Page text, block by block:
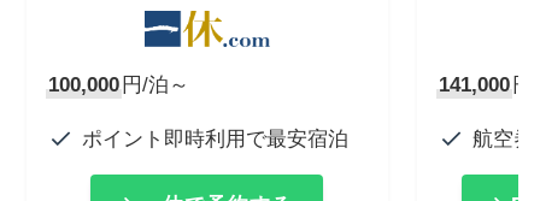
100,000 円/泊～
ポイント即時利用で最安宿泊
141,000 円
航空券